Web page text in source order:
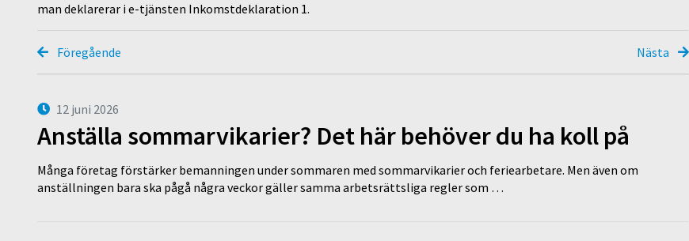
man deklarerar i e-tjänsten Inkomstdeklaration 1.
Föregående Nästa
12 juni 2026
Anställa sommarvikarier? Det här behöver du ha koll på
Många företag förstärker bemanningen under sommaren med sommarvikarier och feriearbetare. Men även om
anställningen bara ska pågå några veckor gäller samma arbetsrättsliga regler som …